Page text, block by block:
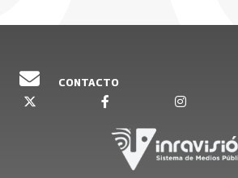
pensamiento en Rivera, Huila.
CONTACTO